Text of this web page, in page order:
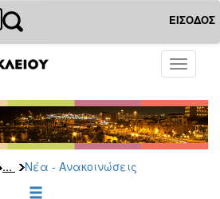
ΕΙΣΟΔΟΣ
Toggle
... Νέα - Ανακοινώσεις